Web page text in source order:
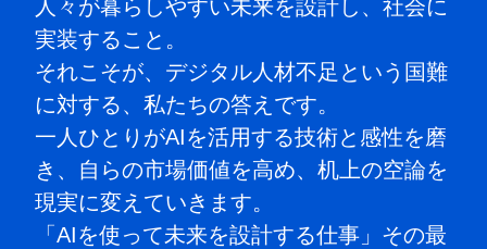
人々が暮らしやすい未来を設計し、社会に
実装すること。
それこそが、デジタル人材不足という国難
に対する、私たちの答えです。
一人ひとりがAIを活用する技術と感性を磨
き、自らの市場価値を高め、机上の空論を
現実に変えていきます。
「AIを使って未来を設計する仕事」その最